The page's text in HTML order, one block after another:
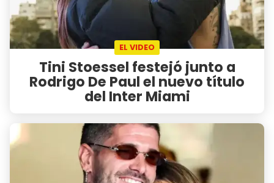
EL VIDEO
Tini Stoessel festejó junto a
Rodrigo De Paul el nuevo título
del Inter Miami